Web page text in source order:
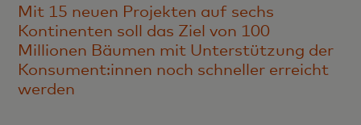
Mit 15 neuen Projekten auf sechs
Kontinenten soll das Ziel von 100
Millionen Bäumen mit Unterstützung der
Konsument:innen noch schneller erreicht
werden